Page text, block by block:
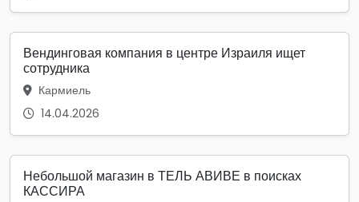
Вендинговая компания в центре Израиля ищет
сотрудника
Кармиель
14.04.2026
Небольшой магазин в ТЕЛЬ АВИВЕ в поисках
КАССИРА